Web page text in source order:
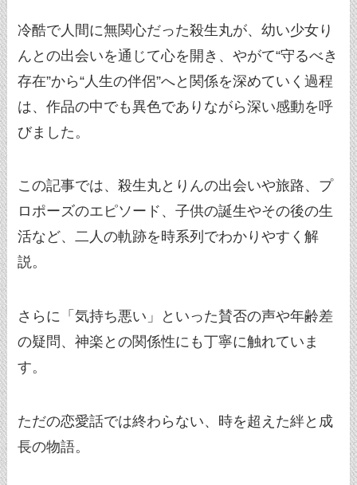
冷酷で人間に無関心だった殺生丸が、幼い少女り
んとの出会いを通じて心を開き、やがて“守るべき
存在”から“人生の伴侶”へと関係を深めていく過程
は、作品の中でも異色でありながら深い感動を呼
びました。
この記事では、殺生丸とりんの出会いや旅路、プ
ロポーズのエピソード、子供の誕生やその後の生
活など、二人の軌跡を時系列でわかりやすく解
説。
さらに「気持ち悪い」といった賛否の声や年齢差
の疑問、神楽との関係性にも丁寧に触れていま
す。
ただの恋愛話では終わらない、時を超えた絆と成
長の物語。